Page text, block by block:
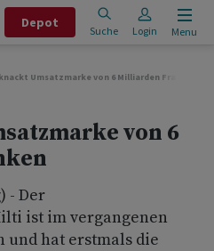
Depot
Suche Login Menu
Umsatzmarke von 6 Milliarden Franken
von 6
- Der
ist im vergangenen
und hat erstmals die